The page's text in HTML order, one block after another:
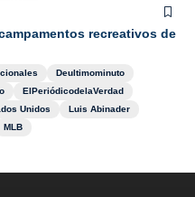
recreativos de
Deultimominuto
ElPeriódicodelaVerdad
Unidos
Luis Abinader
MLB